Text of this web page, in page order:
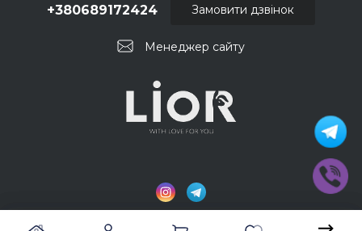
Менеджер сайту
+380689172424 Замовити дзвінок